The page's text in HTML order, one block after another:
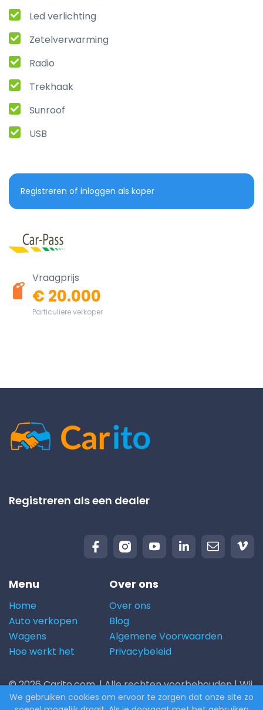
Led verlichting
Zetelverwarming
Radio
Trekhaak
Sunroof
USB
Registreren of inloggen als koper
Vraagprijs
€ 20.000
Particuliere verkoper
Registreren als een dealer
Menu
Home
Auto verkopen
Wagens
Hoe werkt het
Over ons
Over ons
Blog
Algemene Voorwaarden
Privacybeleid
© 2026 Carito.com. | Alle rechten voorbehouden | Wij
kopen uw auto aan de beste prijs! | Powered by
We gebruiken cookies om ervoor te zorgen dat onze site zo